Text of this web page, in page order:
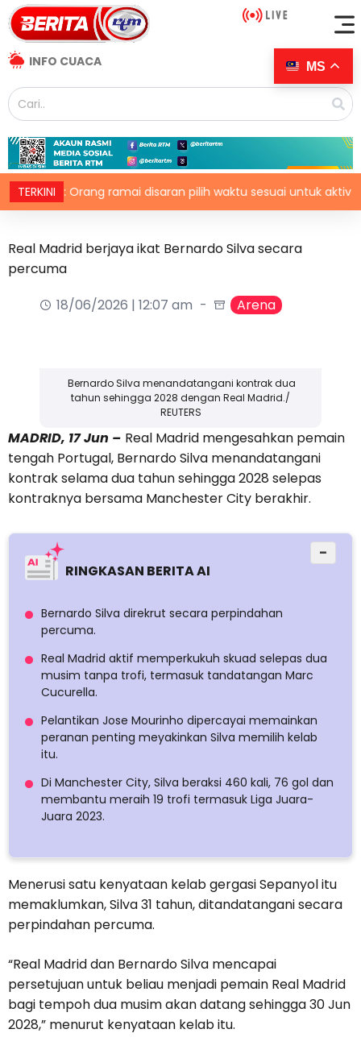
INFO CUACA
TERKINI
Orang ramai disaran pilih waktu sesuai untuk aktiviti luar
Real Madrid berjaya ikat Bernardo Silva secara
percuma
18/06/2026 | 12:07 am
Arena
Bernardo Silva menandatangani kontrak dua
tahun sehingga 2028 dengan Real Madrid./
REUTERS
MADRID, 17 Jun – Real Madrid mengesahkan pemain
tengah Portugal, Bernardo Silva menandatangani
kontrak selama dua tahun sehingga 2028 selepas
kontraknya bersama Manchester City berakhir.
RINGKASAN BERITA AI
−
Bernardo Silva direkrut secara perpindahan
percuma.
Real Madrid aktif memperkukuh skuad selepas dua
musim tanpa trofi, termasuk tandatangan Marc
Cucurella.
Pelantikan Jose Mourinho dipercayai memainkan
peranan penting meyakinkan Silva memilih kelab
itu.
Di Manchester City, Silva beraksi 460 kali, 76 gol dan
membantu meraih 19 trofi termasuk Liga Juara-
Juara 2023.
Menerusi satu kenyataan kelab gergasi Sepanyol itu
memaklumkan, Silva 31 tahun, ditandatangani secara
perpindahan percuma.
“Real Madrid dan Bernardo Silva mencapai
persetujuan untuk beliau menjadi pemain Real Madrid
bagi tempoh dua musim akan datang sehingga 30 Jun
2028,” menurut kenyataan kelab itu.
MS